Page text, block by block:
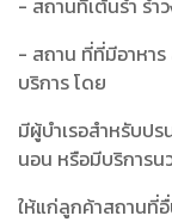
- สถานที่เต้นรำ รำ
- สถาน ที่ที่มีอาหาร
บริการ โดย
มีผู้บำเรอสำหรับป
นอน หรือมีบริการน
ให้แก่ลูกค้าสถานที่